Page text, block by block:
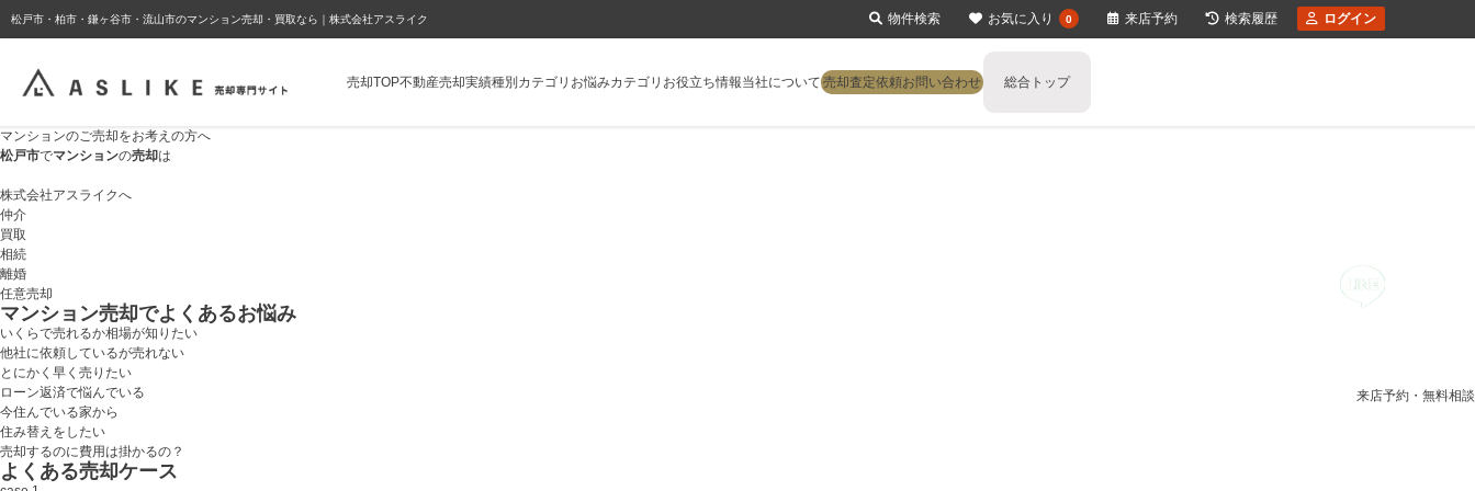
松戸市・柏市・鎌ヶ谷市・流山市のマンション売却・買取なら｜株式会社アスライク
売却TOP不動産売却実績種別カテゴリ お悩みカテゴリ お役立ち情報当社について 売却査定依頼お問い合わせ 総合トップ
来店予約・無料相談
マンションのご売却をお考えの方へ
松戸市でマンションの売却は
株式会社アスライクへ
仲介
買取
相続
離婚
任意売却
マンション売却でよくあるお悩み
いくらで売れるか相場が知りたい
他社に依頼しているが売れない
とにかく早く 売りたい
ローン返済で悩んでいる
今住んでいる家から
住み替えをしたい
売却するのに費用は掛かるの？
よくある売却ケース
物件検索 お気に入り 0 来店予約 検索履歴 ログイン
ようこそゲスト様